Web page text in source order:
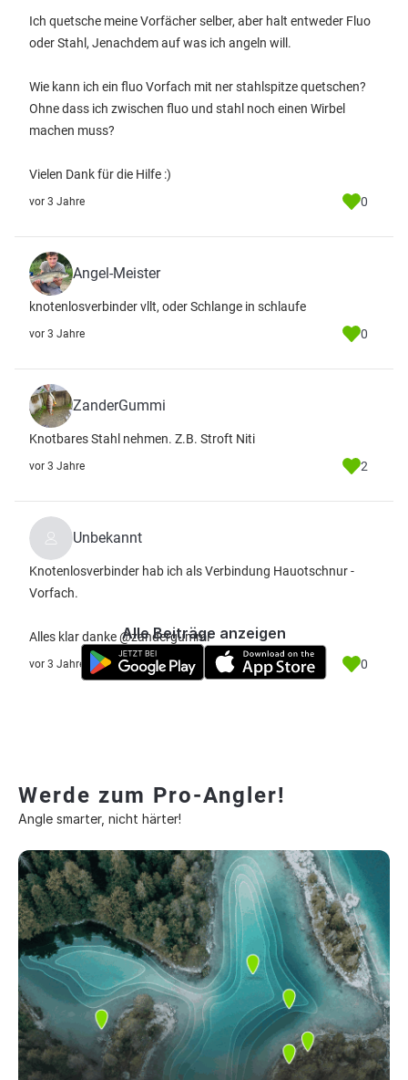
Ich quetsche meine Vorfächer selber, aber halt entweder Fluo
oder Stahl, Jenachdem auf was ich angeln will.
Wie kann ich ein fluo Vorfach mit ner stahlspitze quetschen?
Ohne dass ich zwischen fluo und stahl noch einen Wirbel
machen muss?
Vielen Dank für die Hilfe :)
vor 3 Jahre 0
Angel-Meister
knotenlosverbinder vllt, oder Schlange in schlaufe
vor 3 Jahre 0
ZanderGummi
Knotbares Stahl nehmen. Z.B. Stroft Niti
vor 3 Jahre 2
Unbekannt
Knotenlosverbinder hab ich als Verbindung Hauotschnur -
Vorfach.
Alles klar danke @zandergummi
vor 3 Jahre 0
Alle Beiträge anzeigen
Werde zum Pro-Angler!
Angle smarter, nicht härter!